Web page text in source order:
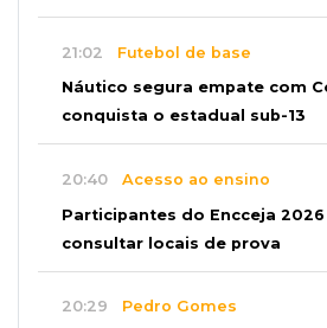
21:02 Futebol de base
Náutico segura empate com
conquista o estadual sub-13
20:40 Acesso ao ensino
Participantes do Encceja
consultar locais de prova
20:29 Pedro Gomes